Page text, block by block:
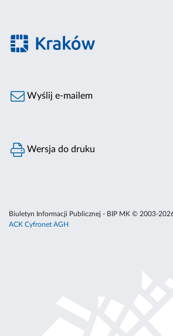
Wyślij e-mailem
Wersja do druku
Biuletyn Informacji Publicznej - BIP MK © 2003-
ACK Cyfronet AGH